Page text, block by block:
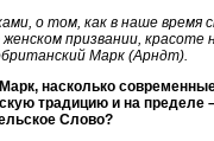
о том, как в наше время
призвании, красоте
Марк (Арндт).
насколько
традицию и на пределе
Слово?